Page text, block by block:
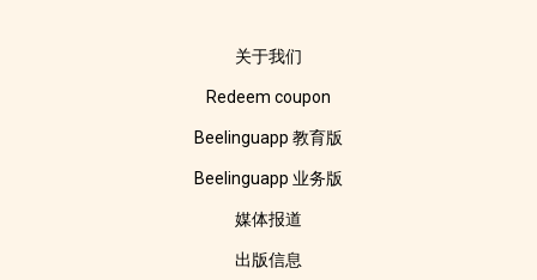
关于我们
Redeem coupon
Beelinguapp 教育版
Beelinguapp 业务版
媒体报道
出版信息